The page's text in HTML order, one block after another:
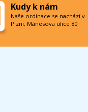
Kudy k nám
Naše ordinace se nachází v
Plzni, Mánesova ulice 80